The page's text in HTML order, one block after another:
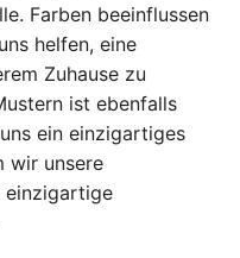
Farben beeinflussen
helfen, eine
Zuhause zu
ist ebenfalls
ein einzigartiges
wir unsere
einzigartige